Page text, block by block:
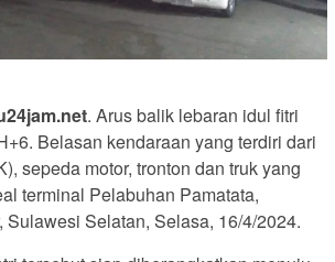
. Arus balik lebaran idul fitri
Belasan kendaraan yang terdiri dari
sepeda motor, tronton dan truk yang
terminal Pelabuhan Pamatata,
Sulawesi Selatan, Selasa, 16/4/2024.